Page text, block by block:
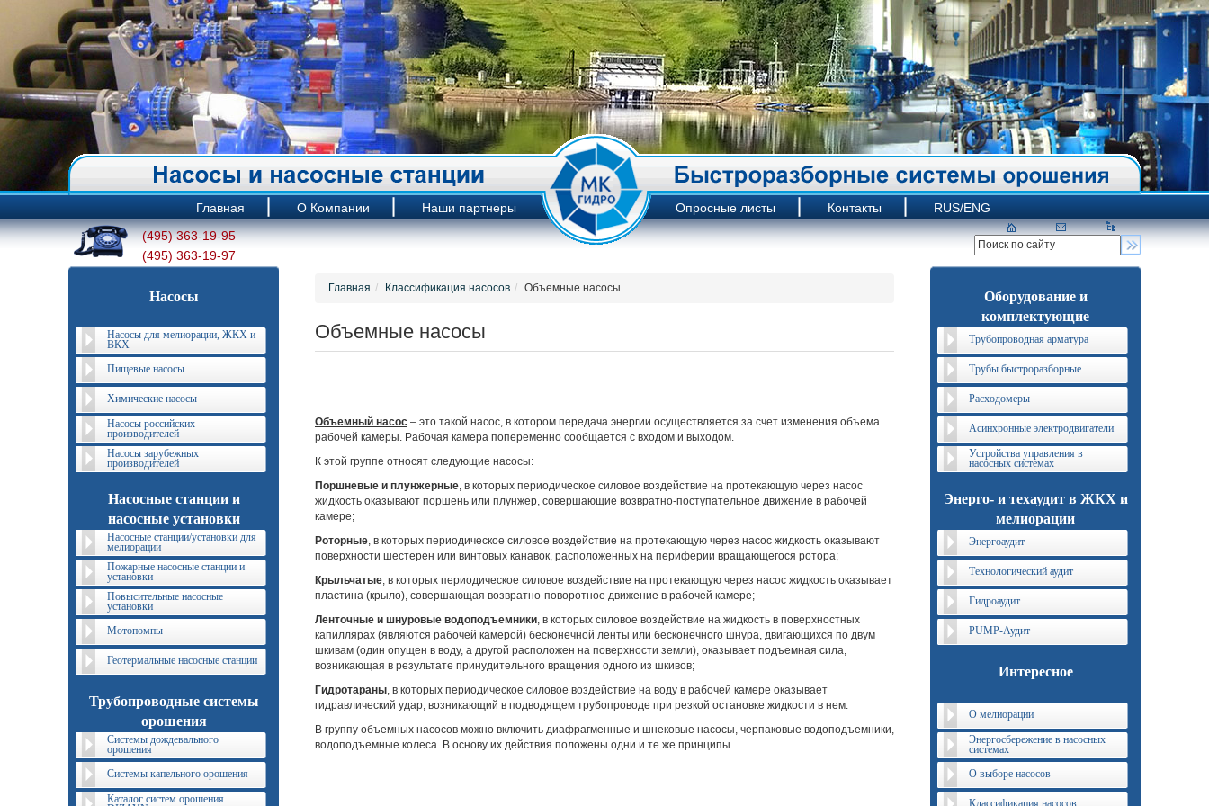
Главная О Компании Наши партнеры Опросные листы Контакты
RUS/ENG
(495) 363-19-95
(495) 363-19-97
Насосы
Насосы для мелиорации, ЖКХ и
ВКХ
Пищевые насосы
Химические насосы
Насосы российских
производителей
Насосы зарубежных
производителей
Насосные станции и
насосные установки
Насосные станции/установки для
мелиорации
Пожарные насосные станции и
установки
Повысительные насосные
установки
Мотопомпы
Геотермальные насосные станции
Трубопроводные системы
орошения
Системы дождевального
орошения
Системы капельного орошения
Каталог систем орошения
Главная Классификация насосов Объемные насосы
Объемные насосы
Объемный насос – это такой насос, в котором передача энергии осуществляется за счет изменения объема
рабочей камеры. Рабочая камера попеременно сообщается с входом и выходом.
К этой группе относят следующие на­сосы:
Поршневые и плунжерные, в которых периодическое силовое воздействие на протекающую через насос
жидкость оказывают поршень или плунжер, совершающие возвратно-поступательное движение в рабочей
камере;
Роторные, в которых периодическое силовое воздействие на протекающую через насос жидкость оказывают
поверхности шестерен или винтовых канавок, расположенных на периферии вращающегося ротора;
Крыльчатые, в которых периодическое силовое воздействие на протекающую через насос жидкость оказывает
пластина (крыло), совершающая возвратно-поворотное движение в рабо­чей камере;
Ленточные и шнуровые водоподъемники, в которых силовое воздействие на жидкость в поверхностных
капиллярах (явля­ются рабочей камерой) бесконечной ленты или бесконечного шнура, двигающихся по двум
шкивам (один опущен в воду, а другой расположен на поверхности земли), оказывает подъ­емная сила,
возникающая в результате принудительного вра­щения одного из шкивов;
Гидротараны, в которых периодическое силовое воздействие на воду в рабочей камере оказывает
гидравлический удар, воз­никающий в подводящем трубопроводе при резкой остановке жидкости в нем.
В группу объемных насосов можно включить диафрагменные и шнековые насосы, черпаковые водоподъемники,
водоподъем­ные колеса. В основу их действия положены одни и те же прин­ципы.
Оборудование и
комплектующие
Трубопроводная арматура
Трубы быстроразборные
Расходомеры
Асинхронные электродвигатели
Устройства управления в
насосных системах
Энерго- и техаудит в ЖКХ и
мелиорации
Энергоаудит
Технологический аудит
Гидроаудит
PUMP-Аудит
Интересное
О мелиорации
Энергосбережение в насосных
системах
О выборе насосов
Классификация насосов